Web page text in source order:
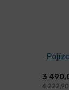
3
4 222,90